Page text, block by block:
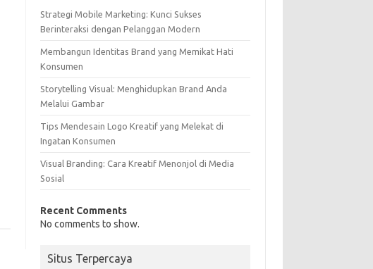
Strategi Mobile Marketing: Kunci Sukses
Berinteraksi dengan Pelanggan Modern
Membangun Identitas Brand yang Memikat Hati
Konsumen
Storytelling Visual: Menghidupkan Brand Anda
Melalui Gambar
Tips Mendesain Logo Kreatif yang Melekat di
Ingatan Konsumen
Visual Branding: Cara Kreatif Menonjol di Media
Sosial
Recent Comments
No comments to show.
Situs Terpercaya